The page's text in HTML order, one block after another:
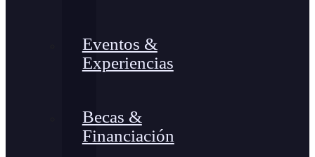
Eventos &
Experiencias
Becas &
Financiación